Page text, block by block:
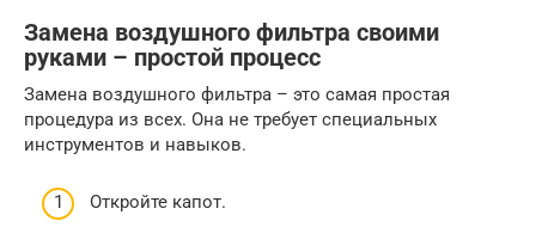
Замена воздушного фильтра своими
руками – простой процесс
Замена воздушного фильтра – это самая простая
процедура из всех. Она не требует специальных
инструментов и навыков.
Откройте капот.